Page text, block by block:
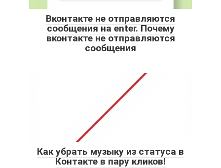
Вконтакте не отправляются
сообщения на enter. Почему
вконтакте не отправляются
сообщения
Как убрать музыку из статуса в
Контакте в пару кликов!